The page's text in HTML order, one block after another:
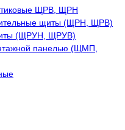
ЩРВ, ЩРН
щиты (ЩРН, ЩРВ)
(ЩРУН, ЩРУВ)
панелью (ЩМП,